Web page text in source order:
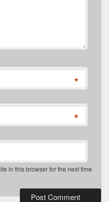
*
*
in this browser for the next time